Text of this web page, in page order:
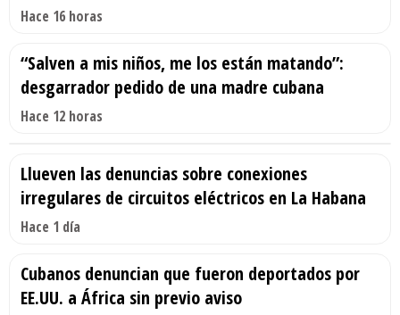
Hace 16 horas
“Salven a mis niños, me los están matando”:
desgarrador pedido de una madre cubana
Hace 12 horas
Llueven las denuncias sobre conexiones
irregulares de circuitos eléctricos en La Habana
Hace 1 día
Cubanos denuncian que fueron deportados por
EE.UU. a África sin previo aviso